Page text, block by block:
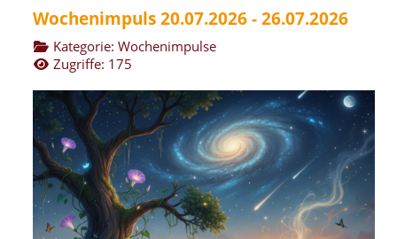
Wochenimpuls 20.07.2026 - 26.07.2026
Kategorie: Wochenimpulse
Zugriffe: 175